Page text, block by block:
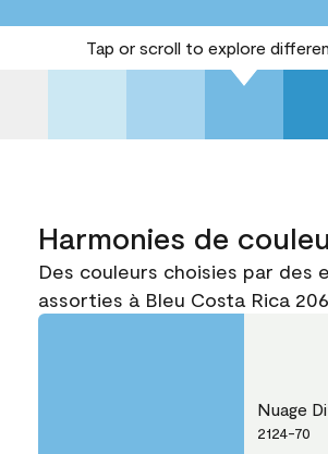
Tap or scroll to explore
Harmonies de
Des couleurs choisies par des
assorties à Bleu Costa Rica
Nuage
2124-70